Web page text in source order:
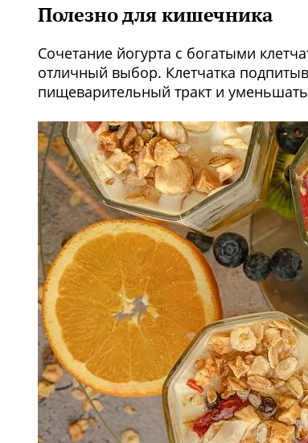
Полезно для кишечника
Сочетание йогурта с богатыми
отличный выбор. Клетчатка
пищеварительный тракт и